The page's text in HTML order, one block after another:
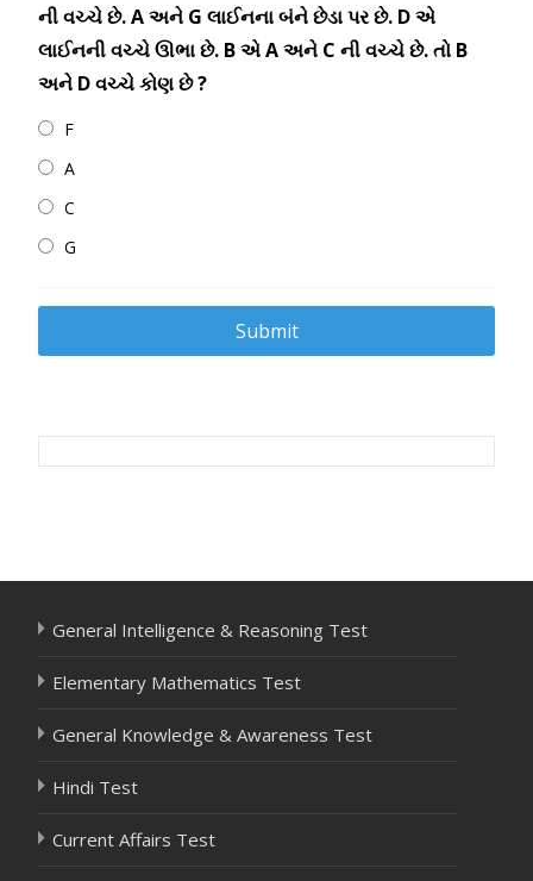
ની વચ્ચે છે. A અને G લાઈનના બંને છેડા પર છે. D એ
લાઈનની વચ્ચે ઊભા છે. B એ A અને C ની વચ્ચે છે. તો B
અને D વચ્ચે કોણ છે ?
F
A
C
G
Post
General Intelligence & Reasoning Test
Elementary Mathematics Test
General Knowledge & Awareness Test
Hindi Test
Current Affairs Test